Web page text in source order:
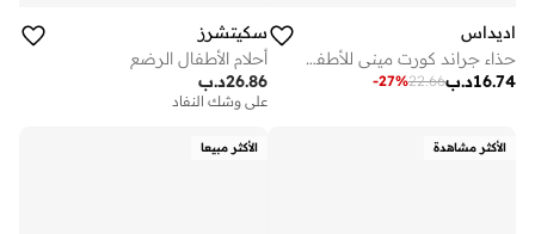
اديداس
حذاء جراند كورت ميني للأطفال الرضع
د.ب16.74
22.66
-27%
سكيتشرز
أحلام الأطفال الرضع
د.ب26.86
على وشك النفاد
الأكثر مشاهدة الأكثر مبيعا